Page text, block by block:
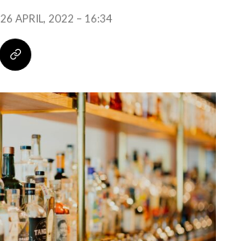
26 APRIL, 2022 – 16:34